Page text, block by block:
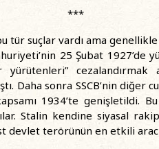
***
suçlar vardı ama genellikle
25 Şubat 1927’de
cezalandırmak
Daha sonra SSCB’nin
1934’te genişletildi.
Stalin kendine siyasal
devlet terörünün en etkili